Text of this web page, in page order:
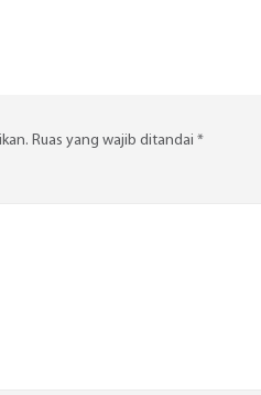
Ruas yang wajib ditandai *